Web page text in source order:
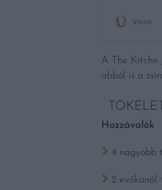
A The Kitchn
abból is a
Hozzávalók
4 nagyobb
2 evőkanál